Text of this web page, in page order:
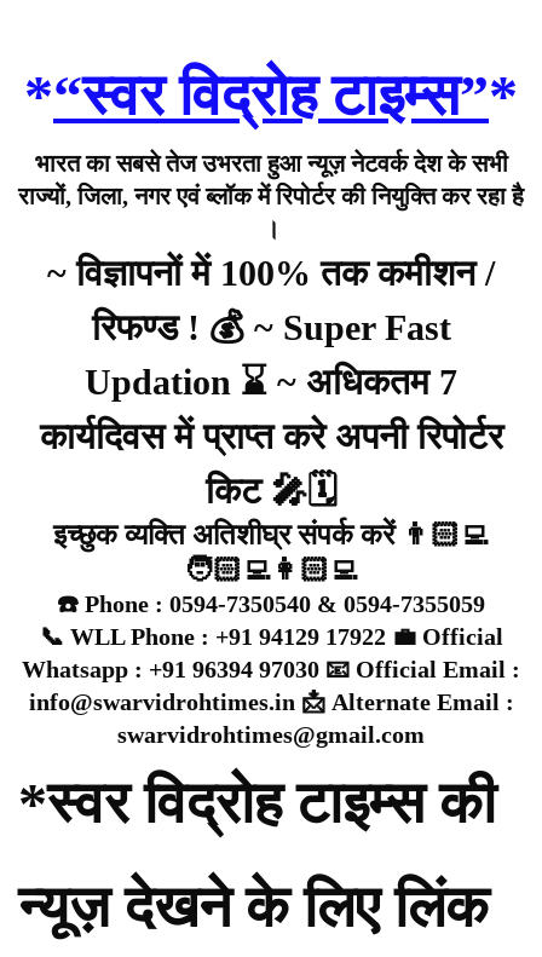
*“स्वर विद्रोह टाइम्स”*
भारत का सबसे तेज उभरता हुआ न्यूज़ नेटवर्क देश के सभी
राज्यों, जिला, नगर एवं ब्लॉक में रिपोर्टर की नियुक्ति कर रहा है
।
~ विज्ञापनों में 100% तक कमीशन /
रिफण्ड ! 💰 ~ Super Fast
Updation ⌛ ~ अधिकतम 7
कार्यदिवस में प्राप्त करे अपनी रिपोर्टर
किट 🎤🗓️
इच्छुक व्यक्ति अतिशीघ्र संपर्क करें 👨🏻‍💻
🧑🏻‍💻👩🏻‍💻
☎️ Phone : 0594-7350540 & 0594-7355059
📞 WLL Phone : +91 94129 17922 💼 Official
Whatsapp : +91 96394 97030 📧 Official Email :
info@swarvidrohtimes.in 📩 Alternate Email :
swarvidrohtimes@gmail.com
*स्वर विद्रोह टाइम्स की
न्यूज़ देखने के लिए लिंक